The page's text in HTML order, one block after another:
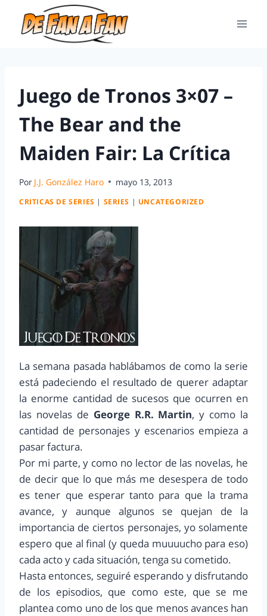
Juego de Tronos 3×07 –
The Bear and the
Maiden Fair: La Crítica
Por J.J. González Haro mayo 13, 2013
CRITICAS DE SERIES | SERIES | UNCATEGORIZED
La semana pasada hablábamos de como la serie
está padeciendo el resultado de querer adaptar
la enorme cantidad de sucesos que ocurren en
las novelas de George R.R. Martin, y como la
cantidad de personajes y escenarios empieza a
pasar factura.
Por mi parte, y como no lector de las novelas, he
de decir que lo que más me desespera de todo
es tener que esperar tanto para que la trama
avance, y aunque algunos se quejan de la
importancia de ciertos personajes, yo solamente
espero que al final (y queda muuuucho para eso)
cada acto y cada situación, tenga su cometido.
Hasta entonces, seguiré esperando y disfrutando
de los episodios, que como este, que se me
plantea como uno de los que menos avances han